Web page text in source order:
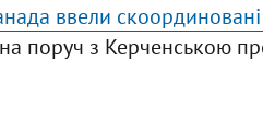
ввели скоординовані
поруч з Керченською